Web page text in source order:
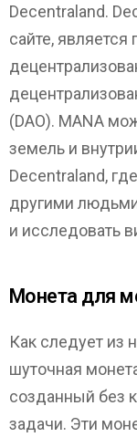
Decentraland.
сайте,
(DAO). MANA
земель и
Decentraland,
другими
и исследовать
Монета для
Как следует из
шуточная
созданный без
задачи. Эти